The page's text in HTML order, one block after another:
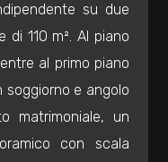
su due
di 110 m². Al piano
al primo piano
soggiorno e angolo
matrimoniale, un
con scala